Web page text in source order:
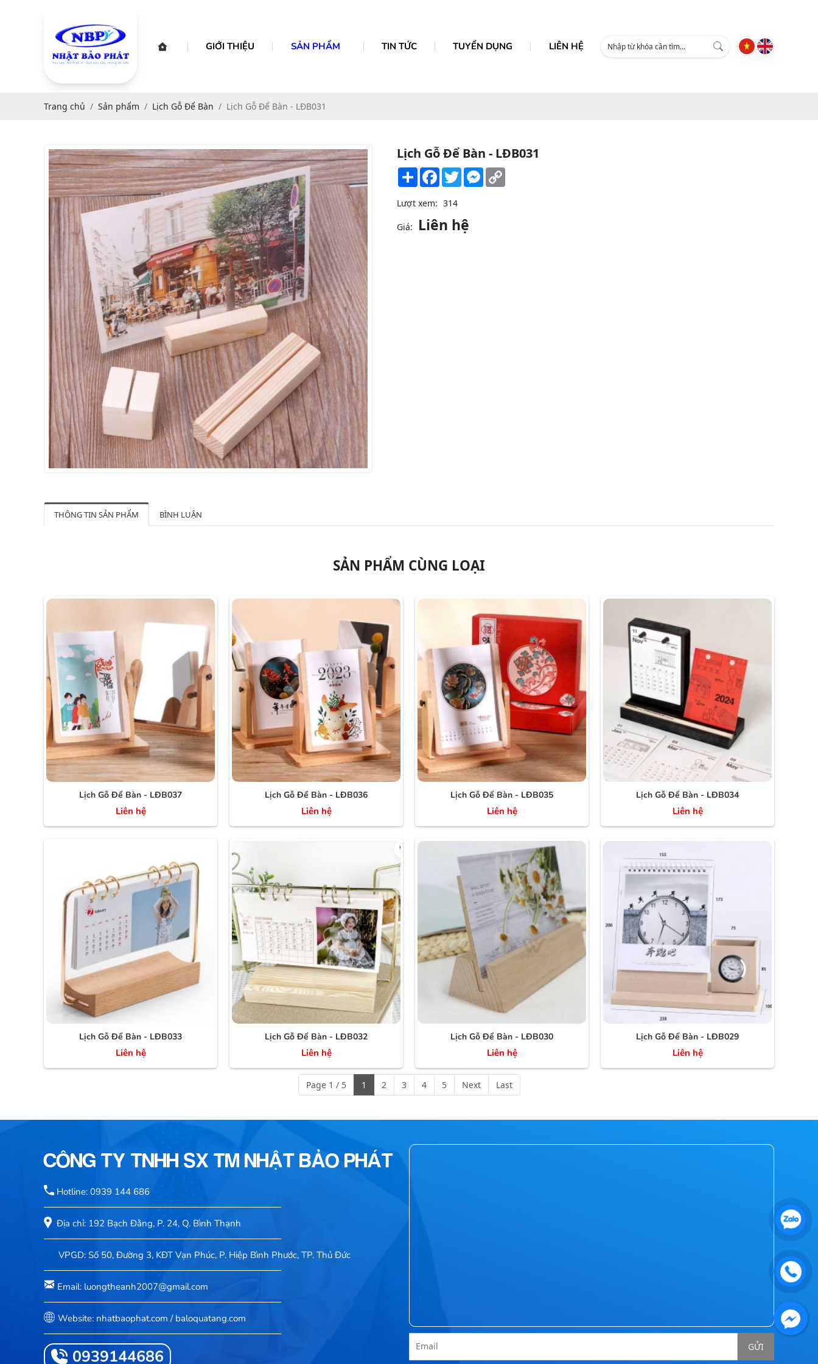
GIỚI THIỆU SẢN PHẨM TIN TỨC TUYỂN DỤNG LIÊN HỆ
Trang chủ Sản phẩm Lịch Gỗ Để Bàn Lịch Gỗ Để Bàn - LĐB031
Lịch Gỗ Để Bàn - LĐB031
Share Facebook
TwitterMessenger
Lượt xem: 314
Giá: Liên hệ
THÔNG TIN SẢN PHẨM BÌNH LUẬN
SẢN PHẨM CÙNG LOẠI
Lịch Gỗ Để Bàn - LĐB037
Liên hệ
Lịch Gỗ Để Bàn - LĐB036
Liên hệ
Lịch Gỗ Để Bàn - LĐB035
Liên hệ
Lịch Gỗ Để Bàn - LĐB034
Liên hệ
Lịch Gỗ Để Bàn - LĐB033
Liên hệ
Lịch Gỗ Để Bàn - LĐB032
Liên hệ
Lịch Gỗ Để Bàn - LĐB030
Liên hệ
Lịch Gỗ Để Bàn - LĐB029
Liên hệ
Page 1 / 5 1 2 3 4 5 Next Last
CÔNG TY TNHH SX TM NHẬT BẢO PHÁT
Hotline: 0939 144 686
Địa chỉ: 192 Bạch Đằng, P. 24, Q. Bình Thạnh
VPGD: Số 50, Đường 3, KĐT Vạn Phúc, P. Hiệp Bình Phước, TP. Thủ Đức
Email: luongtheanh2007@gmail.com
Website: nhatbaophat.com / baloquatang.com
0939144686
Email